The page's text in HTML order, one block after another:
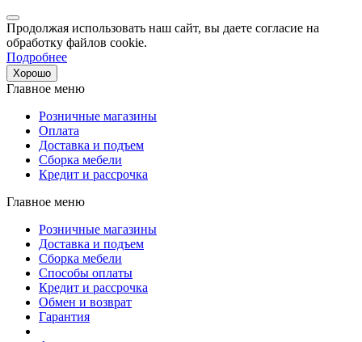
Продолжая использовать наш сайт, вы даете согласие на
обработку файлов cookie.
Подробнее
Хорошо
Главное меню
Розничные магазины
Оплата
Доставка и подъем
Сборка мебели
Кредит и рассрочка
Главное меню
Розничные магазины
Доставка и подъем
Сборка мебели
Способы оплаты
Кредит и рассрочка
Обмен и возврат
Гарантия